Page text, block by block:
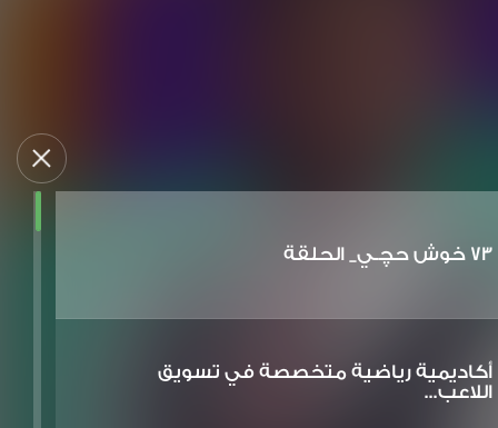
73 خوش حچـي_ الحلقة
أكاديمية رياضية متخصصة في تسويق
اللاعب...